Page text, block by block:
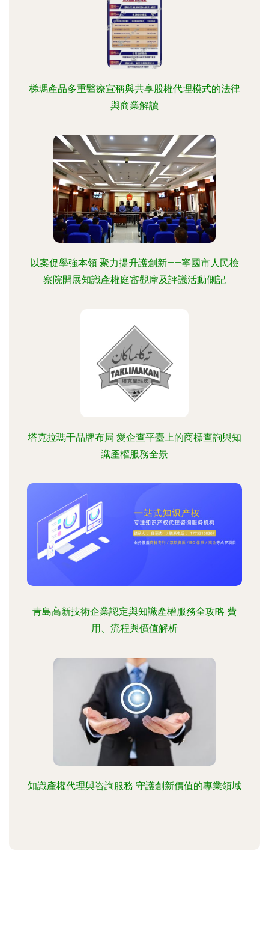
梯瑪產品多重醫療宣稱與共享股權代理模式的法律
與商業解讀
以案促學強本領 聚力提升護創新——寧國市人民檢
察院開展知識產權庭審觀摩及評議活動側記
塔克拉瑪干品牌布局 愛企查平臺上的商標查詢與知
識產權服務全景
青島高新技術企業認定與知識產權服務全攻略 費
用、流程與價值解析
知識產權代理與咨詢服務 守護創新價值的專業領域